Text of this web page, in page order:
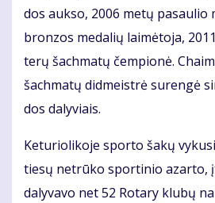
dos auk­so, 2006 me­tų
bron­zos me­da­lių lai­mė­to­ja,
te­rų šach­ma­tų čem­pio­nė.
šach­ma­tų did­meist­rė su­ren­gė
dos da­ly­viais.
Ke­tu­rio­li­ko­je spor­to ša­kų
tie­sų ne­trū­ko spor­ti­nio azar­to,
da­ly­va­vo net 52 Ro­ta­ry klu­bų